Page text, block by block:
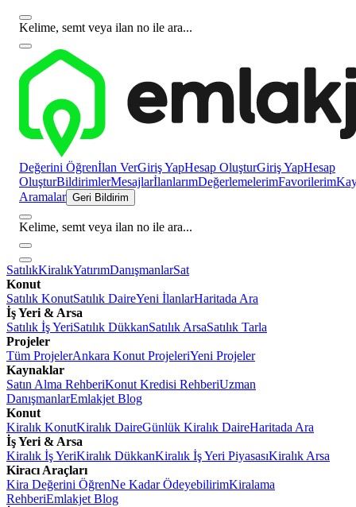
Kelime, semt veya ilan no ile ara...
Değerini Öğrenİlan VerGiriş YapHesap OluşturGiriş YapHesap
OluşturBildirimlerMesajlarİlanlarımDeğerlemelerimFavorilerim
Aramalar Geri Bildirim
Kelime, semt veya ilan no ile ara...
SatılıkKiralıkYatırımDanışmanlarSat
Konut
Satılık KonutSatılık DaireYeni İlanlarHaritada Ara
İş Yeri & Arsa
Satılık İş YeriSatılık DükkanSatılık ArsaSatılık Tarla
Projeler
Tüm ProjelerAnkara Konut ProjeleriYeni Projeler
Kaynaklar
Satın Alma RehberiKonut Kredisi RehberiUzman
DanışmanlarEmlakjet Blog
Konut
Kiralık KonutKiralık DaireGünlük Kiralık DaireHaritada Ara
İş Yeri & Arsa
Kiralık İş YeriKiralık DükkanKiralık İş Yeri PiyasasıKiralık Arsa
Kiracı Araçları
Kira Değerini ÖğrenNe Kadar ÖdeyebilirimKiralama
RehberiEmlakjet Blog